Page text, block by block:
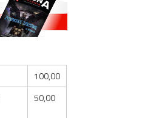
100,00
50,00